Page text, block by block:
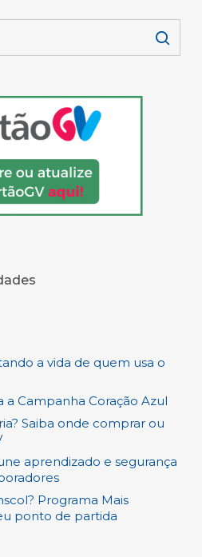
a vida de quem usa o
a Campanha Coração Azul
Saiba onde comprar ou
aprendizado e segurança
Programa Mais
ponto de partida